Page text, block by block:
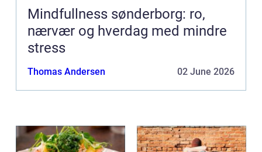
Mindfullness sønderborg: ro,
nærvær og hverdag med mindre
stress
Thomas Andersen 02 June 2026